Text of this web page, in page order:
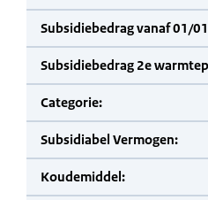
Subsidiebedrag vanaf 01/
Subsidiebedrag 2e
Categorie:
Subsidiabel Vermogen:
Koudemiddel: